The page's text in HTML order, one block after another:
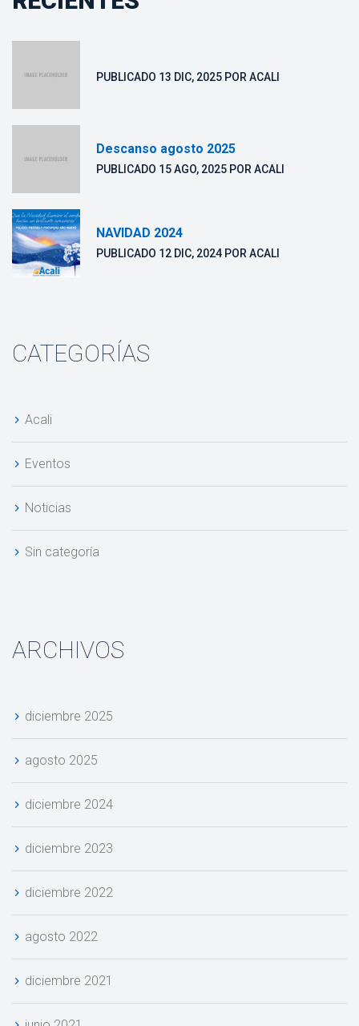
PUBLICADO 13 DIC, 2025 POR ACALI
Descanso agosto 2025
PUBLICADO 15 AGO, 2025 POR ACALI
NAVIDAD 2024
PUBLICADO 12 DIC, 2024 POR ACALI
CATEGORÍAS
Acali
Evento
Noticia
Sin categoría
ARCHIVOS
diciembre 2025
agosto 2025
diciembre 2024
diciembre 2023
diciembre 2022
agosto 2022
diciembre 2021